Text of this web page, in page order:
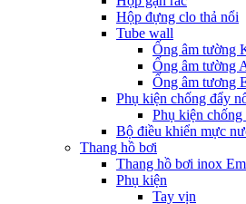
Hộp đựng clo thả nổi
Tube wall
Ống âm tường
Ống âm tường
Ống âm tương
Phụ kiện chống đẩy
Phụ kiện chống
Bộ điều khiển mực
Thang hồ bơi
Thang hồ bơi inox
Phụ kiện
Tay vịn